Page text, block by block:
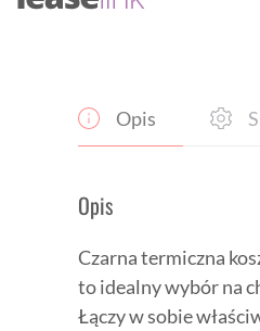
Opis
Opis
Czarna termiczna
to idealny wybór na
Łączy w sobie